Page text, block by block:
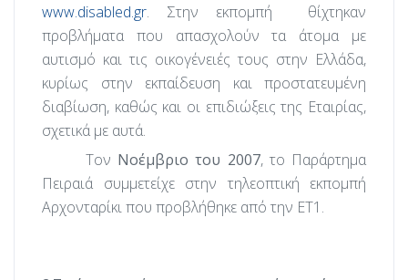
www.disabled.gr. Στην εκπομπή
θίχτηκαν
προβλήματα που απασχολούν τα άτομα με
αυτισμό και τις οικογένειές τους στην Ελλάδα,
κυρίως στην εκπαίδευση και προστατευμένη
διαβίωση, καθώς και οι επιδιώξεις της Εταιρίας,
σχετικά με αυτά.
Τον Νοέμβριο του 2007, το Παράρτημα
Πειραιά συμμετείχε στην τηλεοπτική εκπομπή
Αρχονταρίκι που προβλήθηκε από την ΕΤ1.